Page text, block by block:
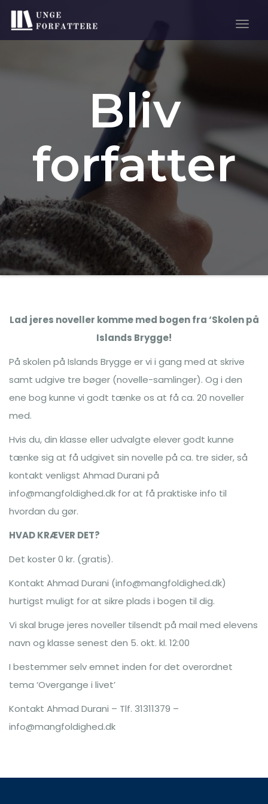
Bliv
forfatter
Lad jeres noveller komme med bogen fra ‘Skolen på
Islands Brygge!
På skolen på Islands Brygge er vi i gang med at skrive
samt udgive tre bøger (novelle-samlinger). Og i den
ene bog kunne vi godt tænke os at få ca. 20 noveller
med.
Hvis du, din klasse eller udvalgte elever godt kunne
tænke sig at få udgivet sin novelle på ca. tre sider, så
kontakt venligst Ahmad Durani på
info@mangfoldighed.dk for at få praktiske info til
hvordan du gør.
HVAD KRÆVER DET?
Det koster 0 kr. (gratis).
Kontakt Ahmad Durani (info@mangfoldighed.dk)
hurtigst muligt for at sikre plads i bogen til dig.
Vi skal bruge jeres noveller tilsendt på mail med elevens
navn og klasse senest den 5. okt. kl. 12:00
I bestemmer selv emnet inden for det overordnet
tema ‘Overgange i livet’
Kontakt Ahmad Durani – Tlf. 31311379 –
info@mangfoldighed.dk